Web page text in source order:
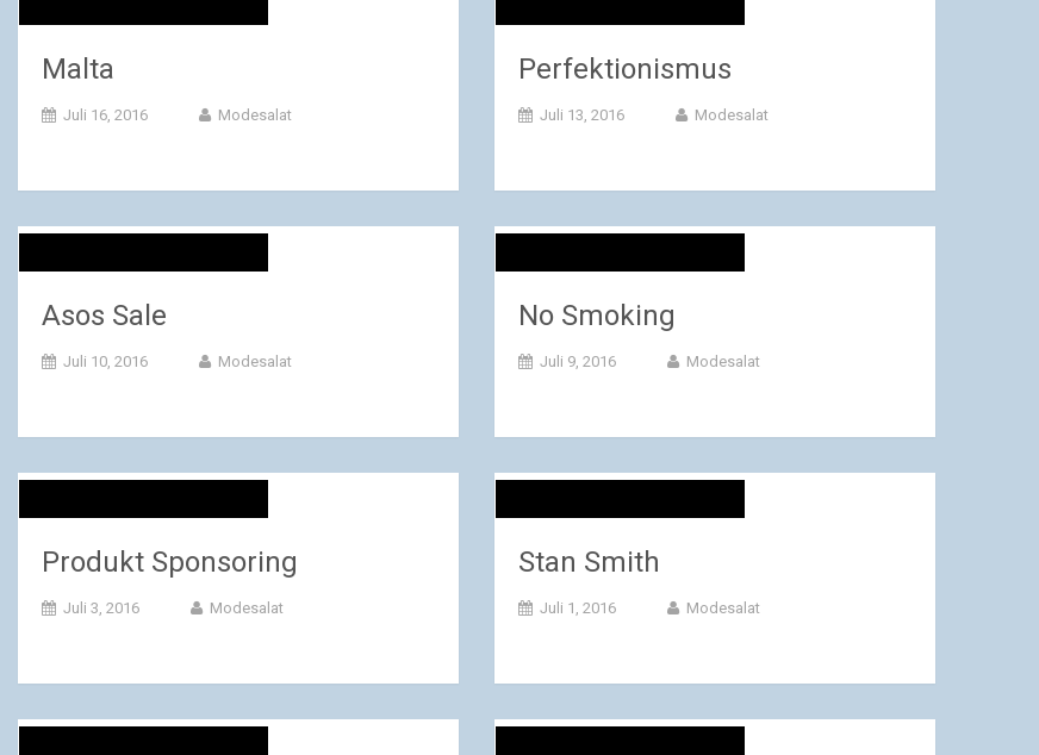
Malta
Juli 16, 2016 Modesalat
Perfektionismus
Juli 13, 2016 Modesalat
Asos Sale
Juli 10, 2016 Modesalat
No Smoking
Juli 9, 2016 Modesalat
Produkt Sponsoring
Juli 3, 2016 Modesalat
Stan Smith
Juli 1, 2016 Modesalat